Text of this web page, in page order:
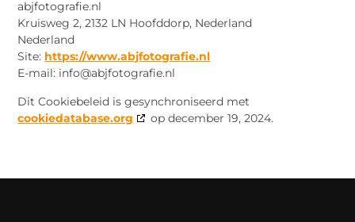
abjfotografie.nl
Kruisweg 2, 2132 LN Hoofddorp, Nederland
Nederland
Site: https://www.abjfotografie.nl
E-mail: info@abjfotografie.nl
Dit Cookiebeleid is gesynchroniseerd met
cookiedatabase.org
op december 19, 2024.